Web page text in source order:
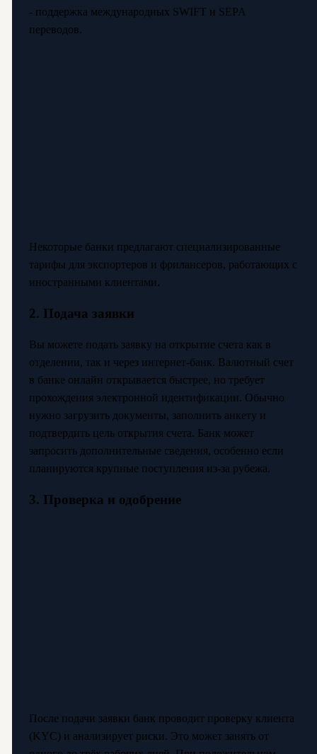
- поддержка международных SWIFT и SEPA
переводов.
Некоторые банки предлагают специализированные
тарифы для экспортеров и фрилансеров, работающих с
иностранными клиентами.
2. Подача заявки
Вы можете подать заявку на открытие счета как в
отделении, так и через интернет-банк. Валютный счет
в банке онлайн открывается быстрее, но требует
прохождения электронной идентификации. Обычно
нужно загрузить документы, заполнить анкету и
подтвердить цель открытия счета. Банк может
запросить дополнительные сведения, особенно если
планируются крупные поступления из-за рубежа.
3. Проверка и одобрение
После подачи заявки банк проводит проверку клиента
(KYC) и анализирует риски. Это может занять от